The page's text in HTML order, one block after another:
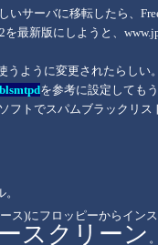
いサーバに移転したら、
最新版にしようと、
うように変更されたらしい
を参考に設定しても
フトでスパムブラックリ
ス)にフロッピーからイン
スクリーン